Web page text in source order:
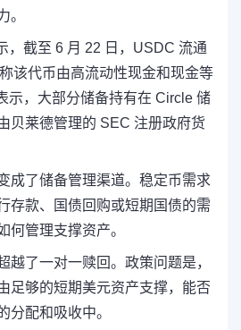
。
，截至 6 月 22 日，USDC 流通
该代币由高流动性现金和现金等
示，大部分储备持有在 Circle 储
贝莱德管理的 SEC 注册政府货
成了储备管理渠道。稳定币需求
存款、国债回购或短期国债的需
何管理支撑资产。
越了一对一赎回。政策问题是，
足够的短期美元资产支撑，能否
分配和吸收中。